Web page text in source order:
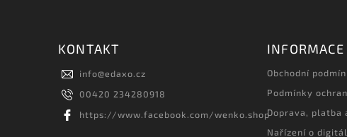
KONTAKT
info@edaxo.cz
00420 234280918
https://www.facebook.com/wenko.shop
INFORMACE
Obchodní
Podmínky
Doprava, platba
Nařízení o